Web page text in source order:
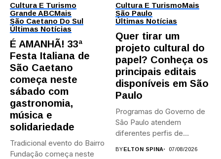
Cultura E Turismo
Grande ABCMais
São Caetano Do Sul
Últimas Notícias
É AMANHÃ! 33ª
Festa Italiana de
São Caetano
começa neste
sábado com
gastronomia,
música e
solidariedade
Tradicional evento do Bairro
Fundação começa neste
Cultura E TurismoMais
São Paulo
Últimas Notícias
Quer tirar um
projeto cultural do
papel? Conheça os
principais editais
disponíveis em São
Paulo
Programas do Governo de
São Paulo atendem
diferentes perfis de
BYELTON SPINA 07/08/2026